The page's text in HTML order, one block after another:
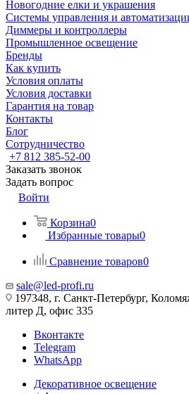
Новогодние елки и украшения
Системы управления и
Диммеры и контроллеры
Промышленное освещение
Бренды
Как купить
Условия оплаты
Условия доставки
Гарантия на товар
Контакты
Блог
Сотрудничество
+7 812 385-52-00
Заказать звонок
Задать вопрос
Войти
Корзина0
Избранные товары0
Сравнение товаров0
sale@led-profi.ru
197348, г. Санкт-Петербург,
литер Д, офис 335
Вконтакте
Telegram
WhatsApp
Декоративное освещение